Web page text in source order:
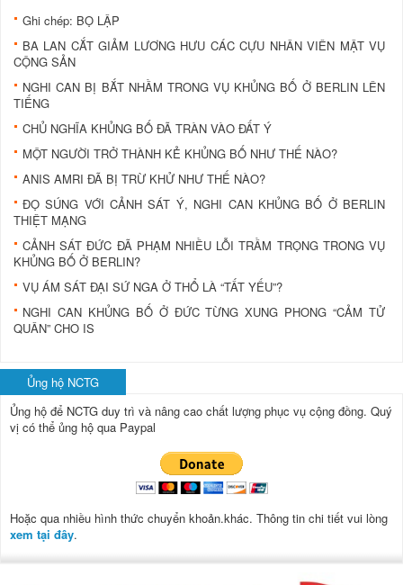
Ghi chép: BỌ LẬP
BA LAN CẮT GIẢM LƯƠNG HƯU CÁC CỰU NHÂN VIÊN MẬT VỤ
CỘNG SẢN
NGHI CAN BỊ BẮT NHẦM TRONG VỤ KHỦNG BỐ Ở BERLIN LÊN
TIẾNG
CHỦ NGHĨA KHỦNG BỐ ĐÃ TRÀN VÀO ĐẤT Ý
MỘT NGƯỜI TRỞ THÀNH KẺ KHỦNG BỐ NHƯ THẾ NÀO?
ANIS AMRI ĐÃ BỊ TRỪ KHỬ NHƯ THẾ NÀO?
ĐỌ SÚNG VỚI CẢNH SÁT Ý, NGHI CAN KHỦNG BỐ Ở BERLIN
THIỆT MẠNG
CẢNH SÁT ĐỨC ĐÃ PHẠM NHIỀU LỖI TRẦM TRỌNG TRONG VỤ
KHỦNG BỐ Ở BERLIN?
VỤ ÁM SÁT ĐẠI SỨ NGA Ở THỔ LÀ “TẤT YẾU”?
NGHI CAN KHỦNG BỐ Ở ĐỨC TỪNG XUNG PHONG “CẢM TỬ
QUÂN” CHO IS
Ủng hộ NCTG
Ủng hộ để NCTG duy trì và nâng cao chất lượng phục vụ cộng đồng. Quý
vị có thể ủng hộ qua Paypal
Hoặc qua nhiều hình thức chuyển khoản.khác. Thông tin chi tiết vui lòng
xem tại đây.